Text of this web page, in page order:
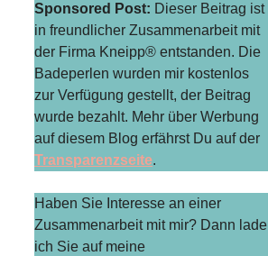
Sponsored Post: Dieser Beitrag ist
in freundlicher Zusammenarbeit mit
der Firma Kneipp® entstanden. Die
Badeperlen wurden mir kostenlos
zur Verfügung gestellt, der Beitrag
wurde bezahlt. Mehr über Werbung
auf diesem Blog erfährst Du auf der
Transparenzseite.
Haben Sie Interesse an einer
Zusammenarbeit mit mir? Dann lade
ich Sie auf meine